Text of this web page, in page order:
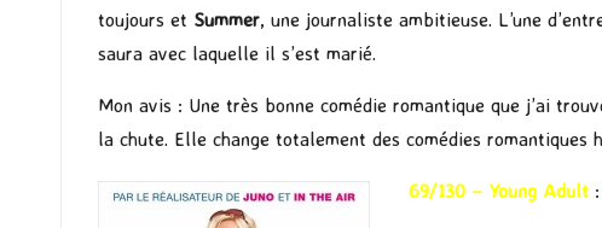
toujours et Summer, une journaliste ambitieuse. L’une
saura avec laquelle il s’est marié.
Mon avis : Une très bonne comédie romantique que j’ai
la chute. Elle change totalement des comédies
69/130 – Young Adult :